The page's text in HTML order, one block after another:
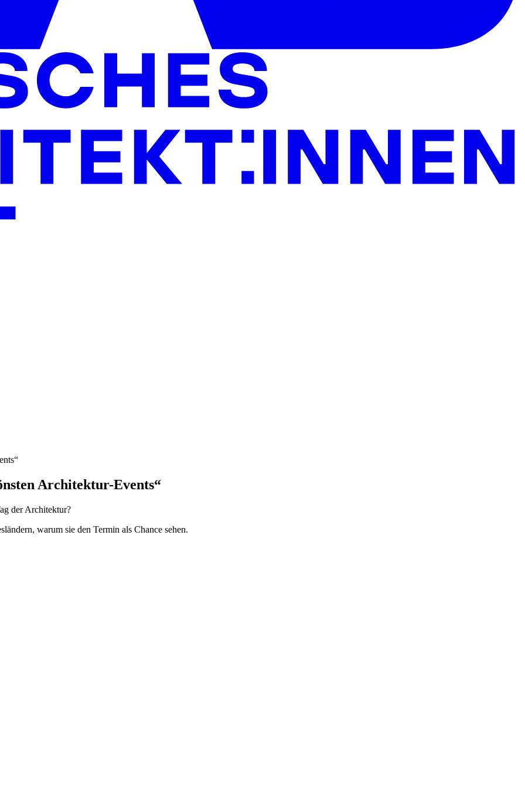
­Architektur-Events“
der Architektur?
warum sie den Termin als Chance sehen.